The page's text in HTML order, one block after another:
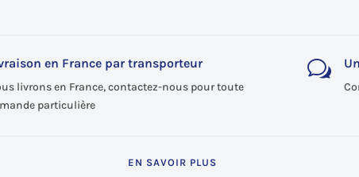
en France par transporteur
livrons en France, contactez-nous pour toute
particulière
w
EN SAVOIR PLUS